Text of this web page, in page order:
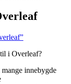
i Overleaf?
innebygde